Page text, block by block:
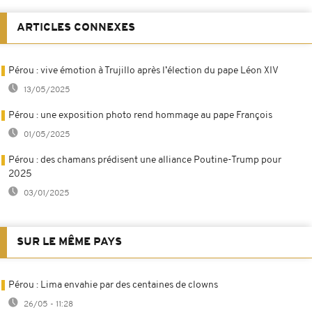
ARTICLES CONNEXES
Pérou : vive émotion à Trujillo après l’élection du pape Léon XIV
13/05/2025
Pérou : une exposition photo rend hommage au pape François
01/05/2025
Pérou : des chamans prédisent une alliance Poutine-Trump pour
2025
03/01/2025
SUR LE MÊME PAYS
Pérou : Lima envahie par des centaines de clowns
26/05 - 11:28